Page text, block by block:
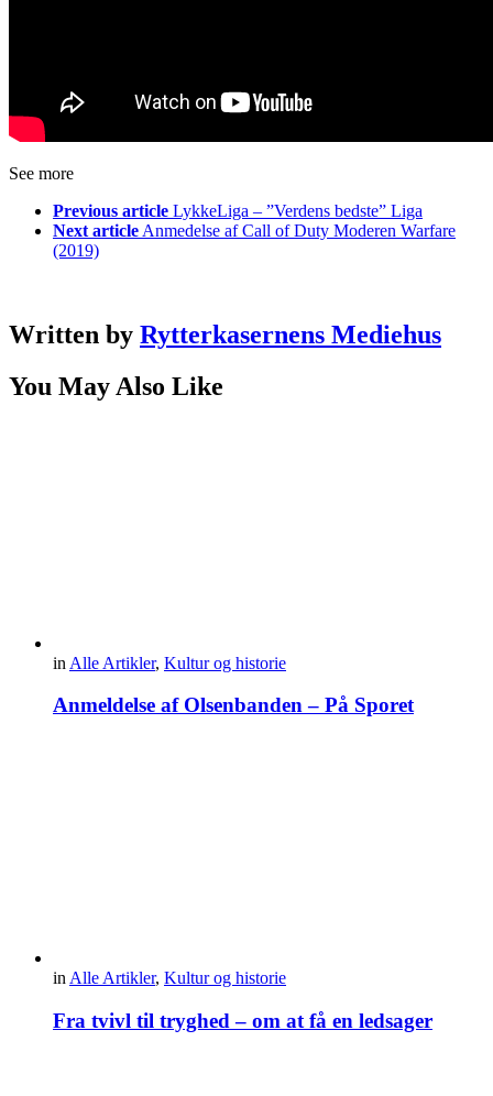
See more
Previous article LykkeLiga – ”Verdens bedste” Liga
Next article Anmedelse af Call of Duty Moderen Warfare
(2019)
Written by Rytterkasernens Mediehus
You May Also Like
in Alle Artikler, Kultur og historie
Anmeldelse af Olsenbanden – På Sporet
in Alle Artikler, Kultur og historie
Fra tvivl til tryghed – om at få en ledsager